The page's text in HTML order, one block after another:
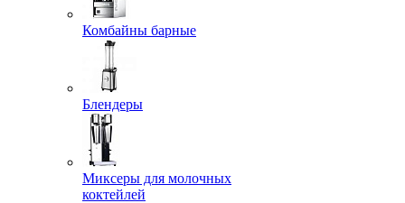
Комбайны барные
Блендеры
Миксеры для молочных
коктейлей